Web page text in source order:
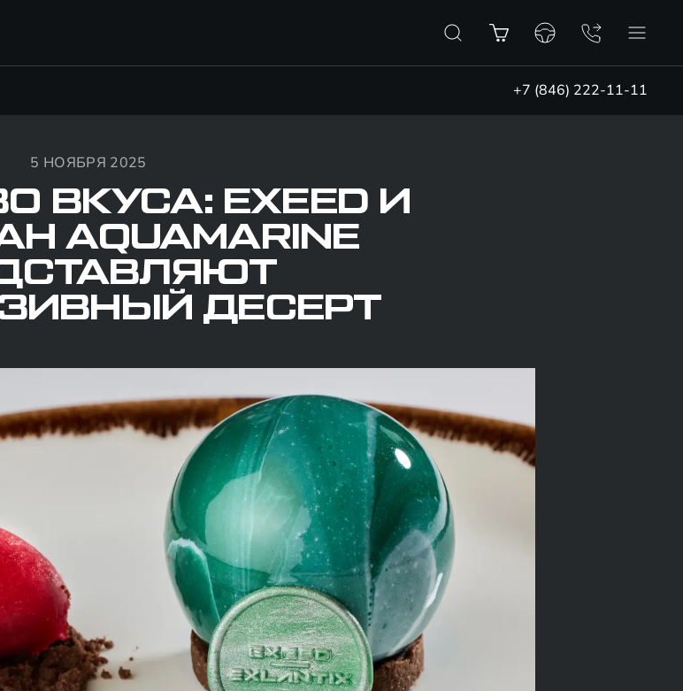
+7 (846) 222-11-11
5 НОЯБРЯ 2025
ВКУСА: EXEED И
AQUAMARINE
ДЕСЕРТ